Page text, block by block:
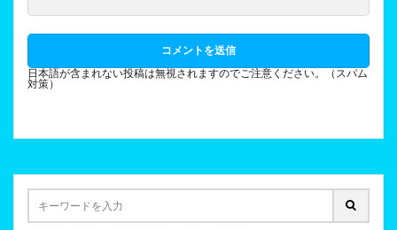
日本語が含まれない投稿は無視されますのでご注意ください。（スパム
対策）